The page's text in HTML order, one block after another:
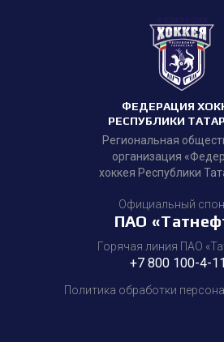
ФЕДЕРАЦИЯ
РЕСПУБЛИКИ
Региональная
организация
хоккея Республики
Официальный
ПАО
Горячая линия ПАО
+7 800 100-4-
Политика обработки